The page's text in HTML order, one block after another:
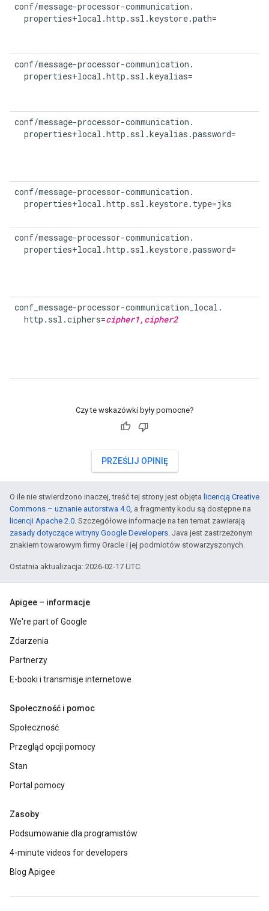
conf/message-processor-communication.
  properties+local.http.ssl.keystore.path=
conf/message-processor-communication.
  properties+local.http.ssl.keyalias=
conf/message-processor-communication.
  properties+local.http.ssl.keyalias.password=
conf/message-processor-communication.
  properties+local.http.ssl.keystore.type=jks
conf/message-processor-communication.
  properties+local.http.ssl.keystore.password=
conf_message-processor-communication_local.
  http.ssl.ciphers=
cipher1,cipher2
Czy te wskazówki były pomocne?
PRZEŚLIJ OPINIĘ
O ile nie stwierdzono inaczej, treść tej strony jest objęta licencją Creative
Commons – uznanie autorstwa 4.0, a fragmenty kodu są dostępne na
licencji Apache 2.0. Szczegółowe informacje na ten temat zawierają
zasady dotyczące witryny Google Developers. Java jest zastrzeżonym
znakiem towarowym firmy Oracle i jej podmiotów stowarzyszonych.
Ostatnia aktualizacja: 2026-02-17 UTC.
Apigee – informacje
We're part of Google
Zdarzenia
Partnerzy
E-booki i transmisje internetowe
Społeczność i pomoc
Społeczność
Przegląd opcji pomocy
Stan
Portal pomocy
Zasoby
Podsumowanie dla programistów
4-minute videos for developers
Blog Apigee